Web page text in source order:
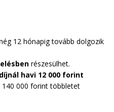
12 hónapig tovább dolgozik
részesülhet.
havi 12 000 forint
000 forint többletet